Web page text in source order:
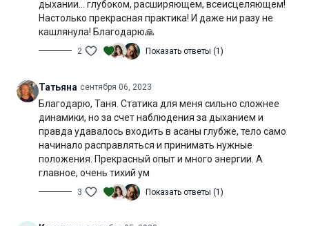
дыхании… глубоком, расширяющем, всеисцеляющем!
Настолько прекрасная практика! И даже ни разу не
кашлянула! Благодарю🙏
2 Показать ответы (1)
Татьяна сентября 06, 2023
Благодарю, Таня. Статика для меня сильно сложнее
динамики, но за счет наблюдения за дыханием и
правда удавалось входить в асаны глубже, тело само
начинало расправляться и принимать нужные
положения. Прекрасный опыт и много энергии. А
главное, очень тихий ум
3 Показать ответы (1)